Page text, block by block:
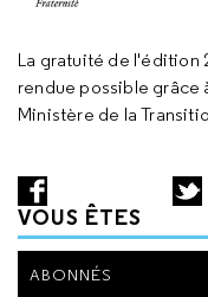
La gratuité de l'édition
rendue possible grâce
Ministère de la
VOUS ÊTES
ABONNÉS